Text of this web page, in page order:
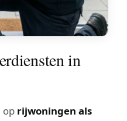
in
op rijwoningen als